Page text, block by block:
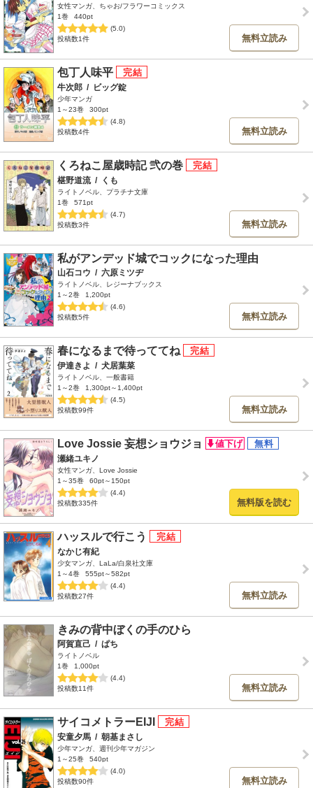
女性マンガ、ちゃお/フラワーコミックス
1巻
440pt
(5.0)
投稿数1件
無料立読み
包丁人味平
牛次郎 / ビッグ錠
少年マンガ
1～23巻
300pt
(4.8)
投稿数4件
無料立読み
くろねこ屋歳時記 弐の巻
椹野道流 / くも
ライトノベル、プラチナ文庫
1巻
571pt
(4.7)
投稿数3件
無料立読み
私がアンデッド城でコックになった理由
山石コウ / 六原ミツヂ
ライトノベル、レジーナブックス
1～2巻
1,200pt
(4.6)
投稿数5件
無料立読み
春になるまで待っててね
伊達きよ / 犬居葉菜
ライトノベル、一般書籍
1～2巻
1,300pt～1,400pt
(4.5)
投稿数99件
無料立読み
Love Jossie 妄想ショウジョ
瀬緒ユキノ
女性マンガ、Love Jossie
1～35巻
60pt～150pt
(4.4)
投稿数335件
無料版を読む
ハッスルで行こう
なかじ有紀
少女マンガ、LaLa/白泉社文庫
1～4巻
555pt～582pt
(4.4)
投稿数27件
無料立読み
きみの背中ぼくの手のひら
阿賀直己 / ぱち
ライトノベル
1巻
1,000pt
(4.4)
投稿数11件
無料立読み
サイコメトラーEIJI
安童夕馬 / 朝基まさし
少年マンガ、週刊少年マガジン
1～25巻
540pt
(4.0)
投稿数90件
無料立読み